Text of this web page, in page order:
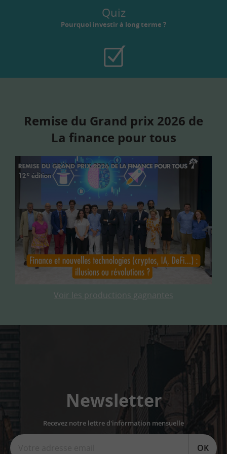
Quiz
Pourquoi investir à long terme ?
Remise du Grand prix 2026 de
La finance pour tous
Voir les productions gagnantes
Newsletter
Recevez notre lettre d'information mensuelle
OK